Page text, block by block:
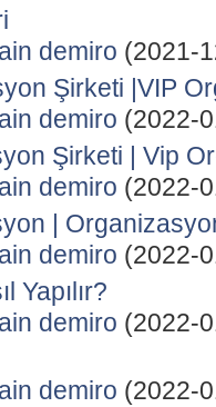
demiro (2021-
Şirketi |VIP
demiro (2022-
Şirketi | Vip
demiro (2022-
|
demiro (2022-
Yapılır?
demiro (2022-
demiro (2022-